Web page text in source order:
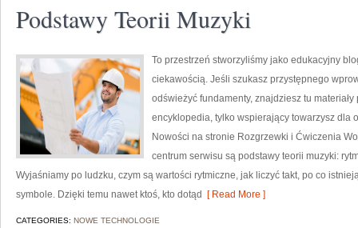
Podstawy Teorii Muzyki
To przestrzeń stworzyliśmy jako edukacyjny
ciekawością. Jeśli szukasz przystępnego
odświeżyć fundamenty, znajdziesz tu
encyklopedia, tylko wspierający towarzysz dla
Nowości na stronie Rozgrzewki i Ćwiczenia
centrum serwisu są podstawy teorii muzyki:
Wyjaśniamy po ludzku, czym są wartości rytmiczne, jak liczyć takt, po co
symbole. Dzięki temu nawet ktoś, kto dotąd
[ Read More ]
CATEGORIES: NOWE TECHNOLOGIE